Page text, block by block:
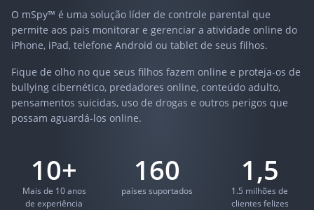
O mSpy™ é uma solução líder de controle parental que
permite aos pais monitorar e gerenciar a atividade online do
iPhone, iPad, telefone Android ou tablet de seus filhos.
Fique de olho no que seus filhos fazem online e proteja-os de
bullying cibernético, predadores online, conteúdo adulto,
pensamentos suicidas, uso de drogas e outros perigos que
possam aguardá-los online.
10+
Mais de 10 anos
de experiência
160
países suportados
1,5
1.5 milhões de
clientes felizes